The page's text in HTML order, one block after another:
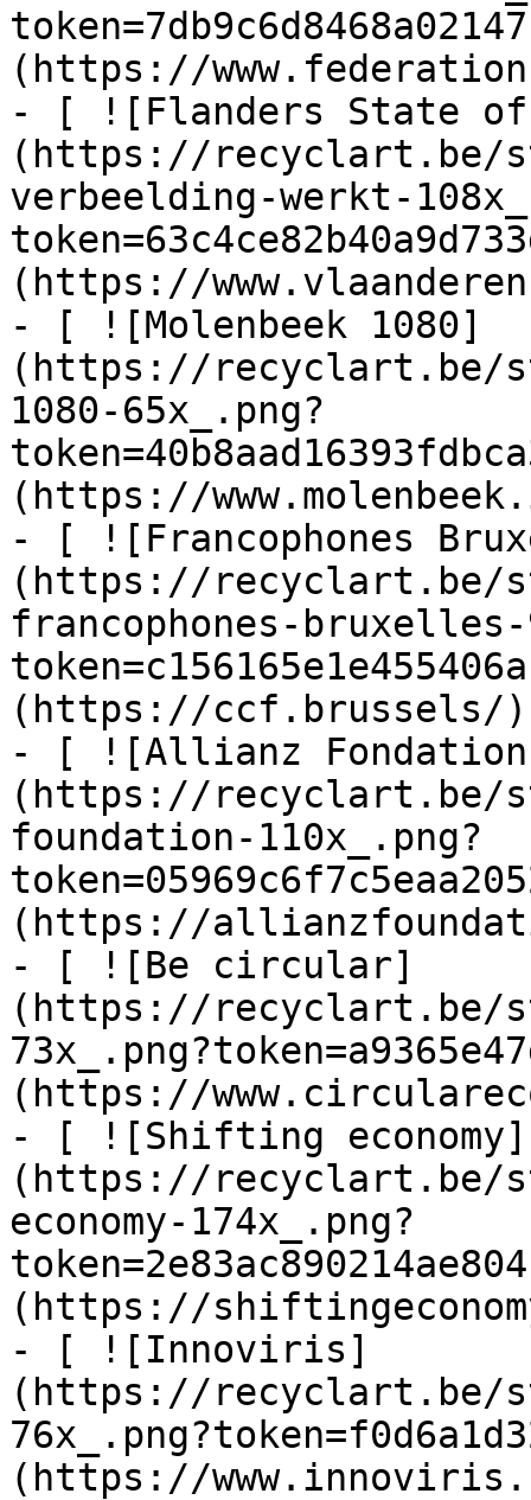
(https://
- [ ![Flanders State
(https://recyclart.be/
verbeelding-werkt-
(https://
- [ ![Molenbeek 1080]
(https://recyclart.be/
1080-65x_.png?
(https://
- [ ![Francophones
(https://recyclart.be/
francophones-bruxelles-
(https://ccf.brussels/)
- [ ![Allianz
(https://recyclart.be/
foundation-110x_.png?
(https://
- [ ![Be circular]
(https://recyclart.be/
(https://
- [ ![Shifting economy]
(https://recyclart.be/
economy-174x_.png?
(https://
- [ ![Innoviris]
(https://recyclart.be/
(https://